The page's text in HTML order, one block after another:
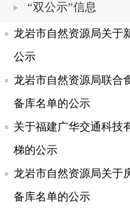
“双公示”信息
龙岩市自然资源局关于
公示
龙岩市自然资源局联合
备库名单的公示
关于福建广华交通科技
梯的公示
龙岩市自然资源局关于
备库名单的公示